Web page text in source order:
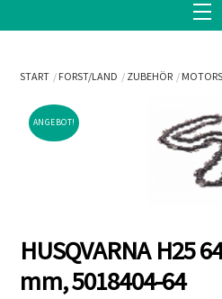
START FORST/LAND ZUBEHÖR
ANGEBOT!
HUSQVARNA H25
mm, 5018404-64